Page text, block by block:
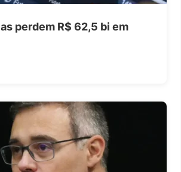
perdem R$ 62,5 bi em